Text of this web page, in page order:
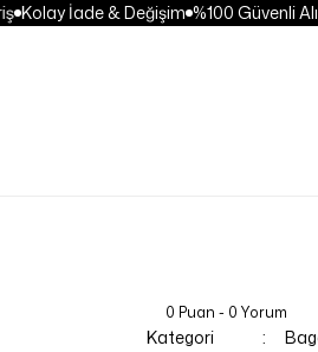
Kolay İade & Değişim %100 Güvenli
0 Puan - 0 Yorum
Kategori